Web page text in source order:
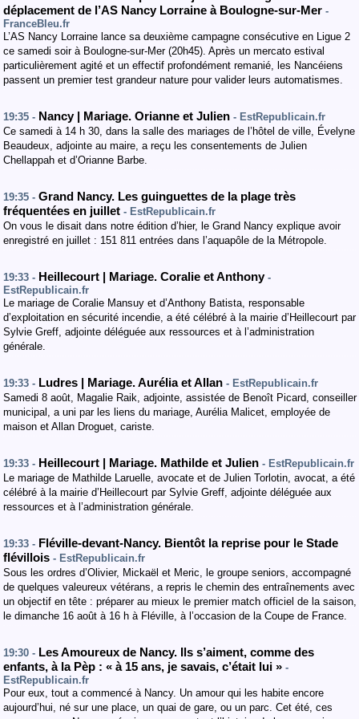
déplacement de l’AS Nancy Lorraine à Boulogne-sur-Mer -
FranceBleu.fr
L’AS Nancy Lorraine lance sa deuxième campagne consécutive en Ligue 2
ce samedi soir à Boulogne-sur-Mer (20h45). Après un mercato estival
particulièrement agité et un effectif profondément remanié, les Nancéiens
passent un premier test grandeur nature pour valider leurs automatismes.
19:35 - Nancy | Mariage. Orianne et Julien - EstRepublicain.fr
Ce samedi à 14 h 30, dans la salle des mariages de l’hôtel de ville, Évelyne
Beaudeux, adjointe au maire, a reçu les consentements de Julien
Chellappah et d’Orianne Barbe.
19:35 - Grand Nancy. Les guinguettes de la plage très
fréquentées en juillet - EstRepublicain.fr
On vous le disait dans notre édition d’hier, le Grand Nancy explique avoir
enregistré en juillet : 151 811 entrées dans l’aquapôle de la Métropole.
19:33 - Heillecourt | Mariage. Coralie et Anthony -
EstRepublicain.fr
Le mariage de Coralie Mansuy et d’Anthony Batista, responsable
d’exploitation en sécurité incendie, a été célébré à la mairie d’Heillecourt par
Sylvie Greff, adjointe déléguée aux ressources et à l’administration
générale.
19:33 - Ludres | Mariage. Aurélia et Allan - EstRepublicain.fr
Samedi 8 août, Magalie Raik, adjointe, assistée de Benoît Picard, conseiller
municipal, a uni par les liens du mariage, Aurélia Malicet, employée de
maison et Allan Droguet, cariste.
19:33 - Heillecourt | Mariage. Mathilde et Julien - EstRepublicain.fr
Le mariage de Mathilde Laruelle, avocate et de Julien Torlotin, avocat, a été
célébré à la mairie d’Heillecourt par Sylvie Greff, adjointe déléguée aux
ressources et à l’administration générale.
19:33 - Fléville-devant-Nancy. Bientôt la reprise pour le Stade
flévillois - EstRepublicain.fr
Sous les ordres d’Olivier, Mickaël et Meric, le groupe seniors, accompagné
de quelques valeureux vétérans, a repris le chemin des entraînements avec
un objectif en tête : préparer au mieux le premier match officiel de la saison,
le dimanche 16 août à 16 h à Fléville, à l’occasion de la Coupe de France.
19:30 - Les Amoureux de Nancy. Ils s’aiment, comme des
enfants, à la Pèp : « à 15 ans, je savais, c’était lui » -
EstRepublicain.fr
Pour eux, tout a commencé à Nancy. Un amour qui les habite encore
aujourd’hui, né sur une place, un quai de gare, ou un parc. Cet été, ces